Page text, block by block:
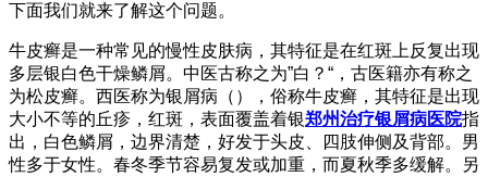
下面我们就来了解这个问题。
牛皮癣是一种常见的慢性皮肤病，其特征是在红斑上反复出现
多层银白色干燥鳞屑。中医古称之为”白？“，古医籍亦有称之
为松皮癣。西医称为银屑病（），俗称牛皮癣，其特征是出现
大小不等的丘疹，红斑，表面覆盖着银郑州治疗银屑病医院指
出，白色鳞屑，边界清楚，好发于头皮、四肢伸侧及背部。男
性多于女性。春冬季节容易复发或加重，而夏秋季多缓解。另